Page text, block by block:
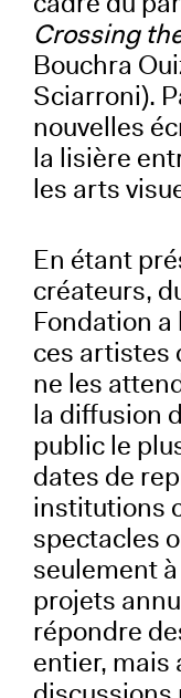
Crossing
Bouchra
Sciarroni).
nouvelles
la lisière
les arts
En étant
créateurs,
Fondation a
ces artistes
ne les
la diffusion
public le
dates de
institutions
spectacles
seulement
projets
répondre
entier, mais